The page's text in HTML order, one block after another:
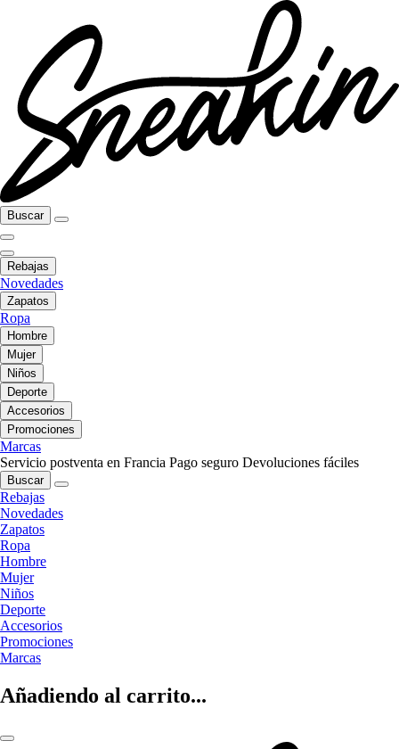
Buscar
Rebajas
Novedades
Zapatos
Ropa
Hombre
Mujer
Niños
Deporte
Accesorios
Promociones
Marcas
Servicio postventa en Francia Pago seguro Devoluciones fáciles
Buscar
Rebajas
Novedades
Zapatos
Ropa
Hombre
Mujer
Niños
Deporte
Accesorios
Promociones
Marcas
Añadiendo al carrito...